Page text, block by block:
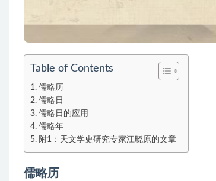
Table of Contents
儒略历
儒略日
儒略日的应用
儒略年
附1：天文学史研究专家江晓原的文章
儒略历